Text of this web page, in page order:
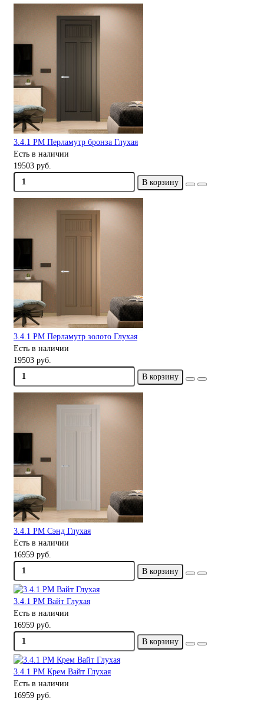
3.4.1 PM Перламутр бронза Глухая
Есть в наличии
19503 руб.
В корзину
3.4.1 PM Перламутр золото Глухая
Есть в наличии
19503 руб.
В корзину
3.4.1 PM Сэнд Глухая
Есть в наличии
16959 руб.
В корзину
3.4.1 PM Вайт Глухая
Есть в наличии
16959 руб.
В корзину
3.4.1 PM Крем Вайт Глухая
Есть в наличии
16959 руб.